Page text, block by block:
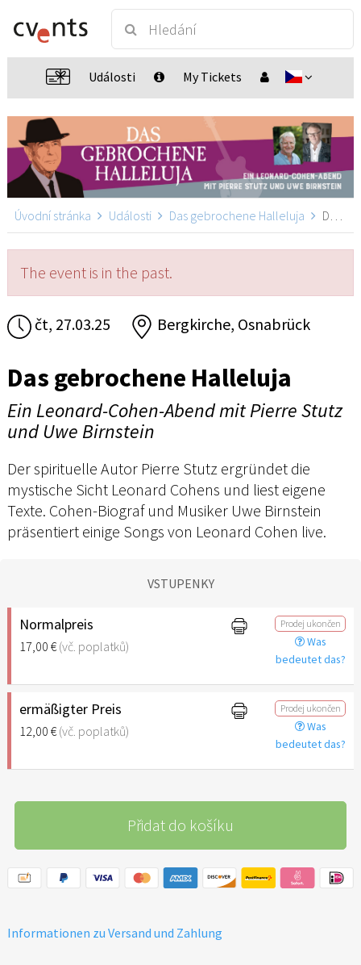
Události My Tickets
Úvodní stránka Události Das gebrochene Halleluja Das gebrochene Halleluja, Osnabrück
The event is in the past.
čt, 27.03.25 Bergkirche, Osnabrück
Das gebrochene Halleluja
Ein Leonard-Cohen-Abend mit Pierre Stutz
und Uwe Birnstein
Der spirituelle Autor Pierre Stutz ergründet die
mystische Sicht Leonard Cohens und liest eigene
Texte. Cohen-Biograf und Musiker Uwe Birnstein
präsentiert einige Songs von Leonard Cohen live.
VSTUPENKY
Normalpreis
17,00 €(vč. poplatků)
Prodej ukončen
Was
bedeutet das?
ermäßigter Preis
12,00 €(vč. poplatků)
Prodej ukončen
Was
bedeutet das?
Přidat do košíku
Informationen zu Versand und Zahlung